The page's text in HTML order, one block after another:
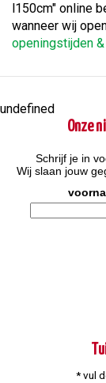
l150cm" online
wanneer wij
openingstijden
undefined
Onze
Schrijf je in
Wij slaan jouw
* vul